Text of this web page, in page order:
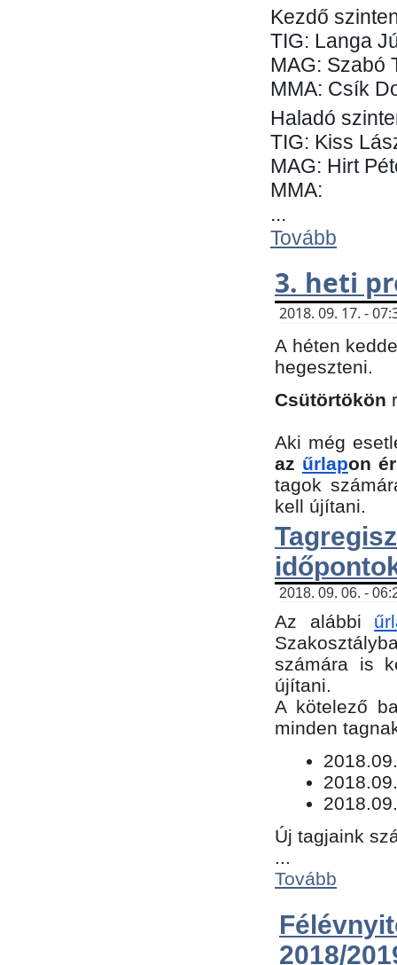
Kezdő
TIG: Langa
MAG: Szabó
MMA: Csík
Haladó
TIG: Kiss
MAG: Hirt
MMA:
...
Tovább
3. heti
2018. 09. 17. -
A héten
hegeszteni.
Csütörtökön
Aki még
az űrlapon
tagok
kell újítani.
2018. 09. 06. -
Az alábbi
számára is
újítani.
​A kötelező
minden
Új tagjaink
...
Tovább
2018/